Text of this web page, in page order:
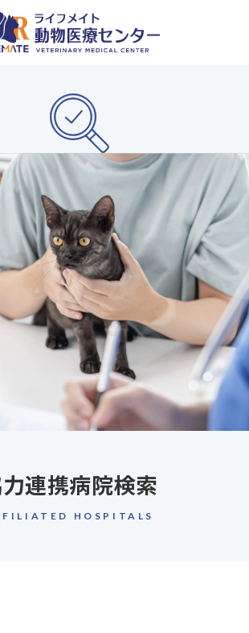
連携病院検索
HOSPITALS